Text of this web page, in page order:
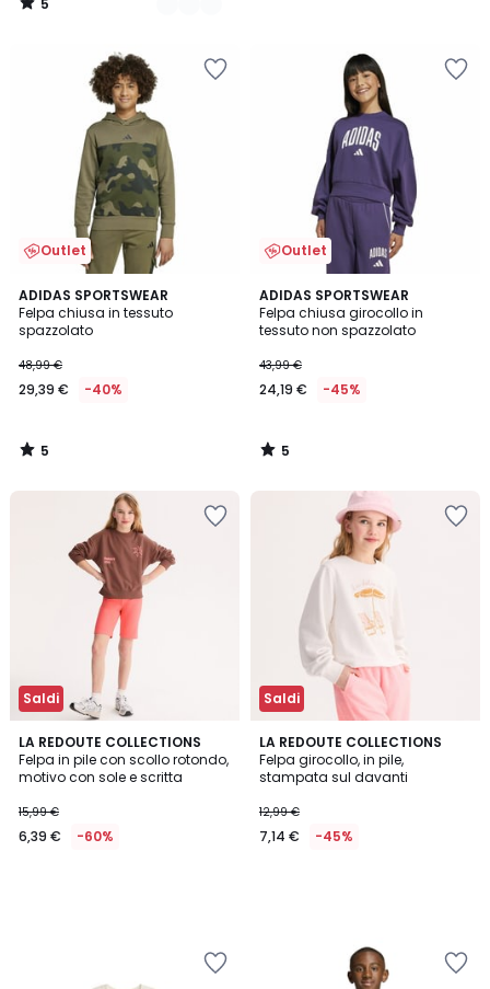
5
/
Outlet
ADIDAS SPORTSWEAR
Felpa chiusa in tessuto
spazzolato
48,99 €
29,39 € -40%
5
/
5
5
/
Outlet
ADIDAS SPORTSWEAR
Felpa chiusa girocollo in
tessuto non spazzolato
43,99 €
24,19 € -45%
5
/
5
5
/
Saldi
LA REDOUTE COLLECTIONS
Felpa in pile con scollo rotondo,
motivo con sole e scritta
15,99 €
6,39 € -60%
Saldi
LA REDOUTE COLLECTIONS
Felpa girocollo, in pile,
stampata sul davanti
12,99 €
7,14 € -45%